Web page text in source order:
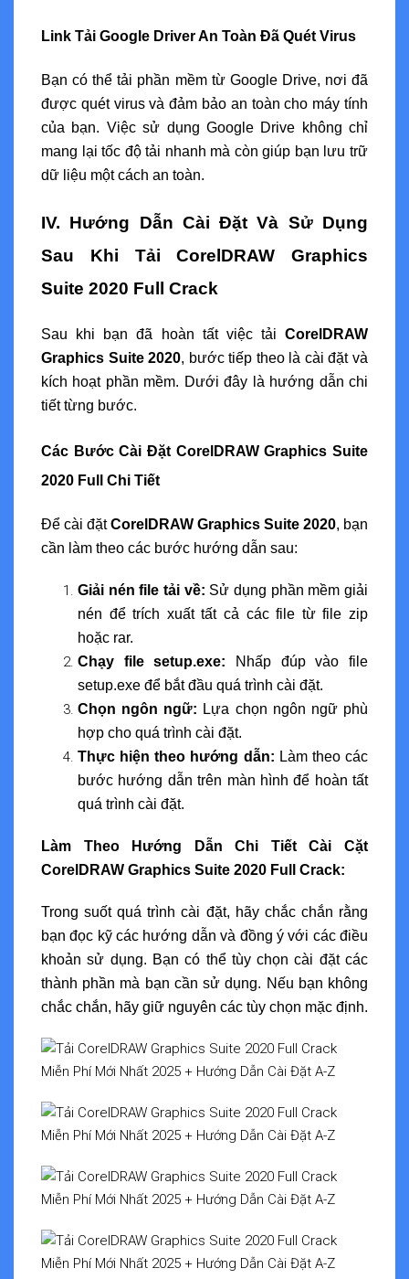
Link Tải Google Driver An Toàn Đã Quét Virus
Bạn có thể tải phần mềm từ Google Drive, nơi đã
được quét virus và đảm bảo an toàn cho máy tính
của bạn. Việc sử dụng Google Drive không chỉ
mang lại tốc độ tải nhanh mà còn giúp bạn lưu trữ
dữ liệu một cách an toàn.
IV. Hướng Dẫn Cài Đặt Và Sử Dụng
Sau Khi Tải CorelDRAW Graphics
Suite 2020 Full Crack
Sau khi bạn đã hoàn tất việc tải CorelDRAW
Graphics Suite 2020, bước tiếp theo là cài đặt và
kích hoạt phần mềm. Dưới đây là hướng dẫn chi
tiết từng bước.
Các Bước Cài Đặt CorelDRAW Graphics Suite
2020 Full Chi Tiết
Để cài đặtCorelDRAW Graphics Suite 2020, bạn
cần làm theo các bước hướng dẫn sau:
Giải nén file tải về: Sử dụng phần mềm giải
nén để trích xuất tất cả các file từ file zip
hoặc rar.
Chạy file setup.exe: Nhấp đúp vào file
setup.exe để bắt đầu quá trình cài đặt.
Chọn ngôn ngữ: Lựa chọn ngôn ngữ phù
hợp cho quá trình cài đặt.
Thực hiện theo hướng dẫn: Làm theo các
bước hướng dẫn trên màn hình để hoàn tất
quá trình cài đặt.
Làm Theo Hướng Dẫn Chi Tiết Cài Cặt
CorelDRAW Graphics Suite 2020 Full Crack:
Trong suốt quá trình cài đặt, hãy chắc chắn rằng
bạn đọc kỹ các hướng dẫn và đồng ý với các điều
khoản sử dụng. Bạn có thể tùy chọn cài đặt các
thành phần mà bạn cần sử dụng. Nếu bạn không
chắc chắn, hãy giữ nguyên các tùy chọn mặc định.